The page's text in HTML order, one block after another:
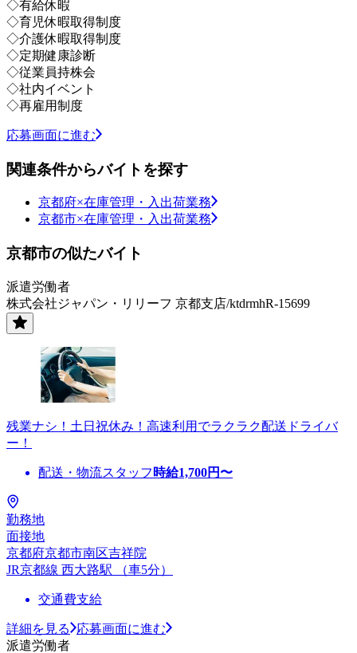
◇有給休暇
◇育児休暇取得制度
◇介護休暇取得制度
◇定期健康診断
◇従業員持株会
◇社内イベント
◇再雇用制度
応募画面に進む
関連条件からバイトを探す
京都府×在庫管理・入出荷業務
京都市×在庫管理・入出荷業務
京都市の似たバイト
派遣労働者
株式会社ジャパン・リリーフ 京都支店/ktdrmhR-15699
残業ナシ！土日祝休み！高速利用でラクラク配送ドライバ
ー！
配送・物流スタッフ 時給1,700円〜
勤務地
面接地
京都府京都市南区吉祥院
JR京都線 西大路駅 （車5分）
交通費支給
詳細を見る
応募画面に進む
派遣労働者